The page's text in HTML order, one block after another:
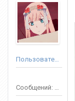
Пользователь
Сообщений: 232